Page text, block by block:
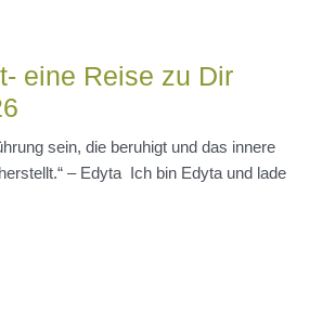
eine Reise zu Dir
sein, die beruhigt und das innere
– Edyta Ich bin Edyta und lade